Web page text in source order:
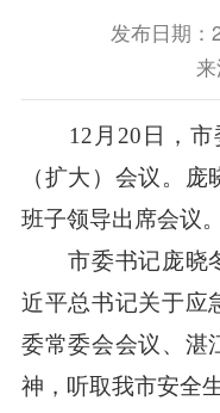
发布日期：
12月20日，市
（扩大）会议。
班子领导出席会议。
市委书记庞晓冬
近平总书记关于应
委常委会会议、湛
神，听取我市安全